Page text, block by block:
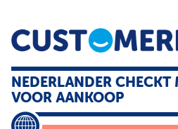
Home Opinie
Service
Buyers'Guide
NEDERLANDER CHECKT
VOOR AANKOOP